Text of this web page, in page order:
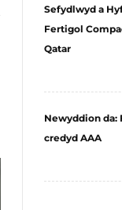
Sefydlwyd a
Fertigol
Qatar
Newyddion da:
credyd AAA